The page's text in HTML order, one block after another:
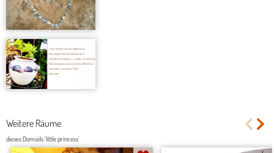
Weitere Räume
dieses Domizils 'little princess'